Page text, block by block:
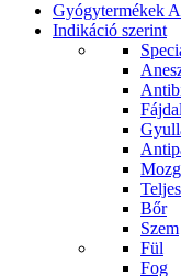
Gyógytermékek
Indikáció szerint
Bőr
Szem
Fül
Fog